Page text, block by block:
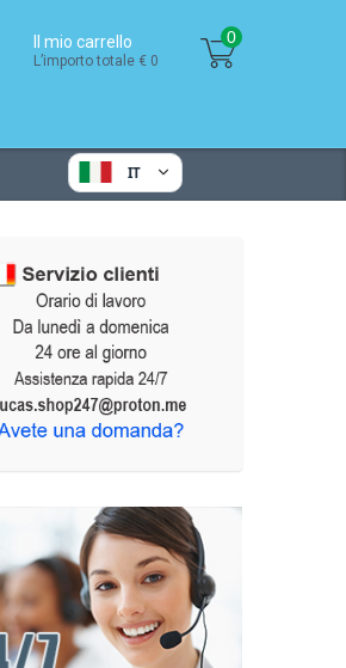
Il mio carrello
L’importo totale € 0
0
IT